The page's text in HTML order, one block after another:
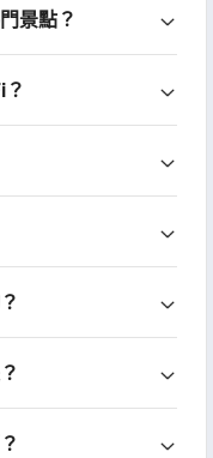
景點？